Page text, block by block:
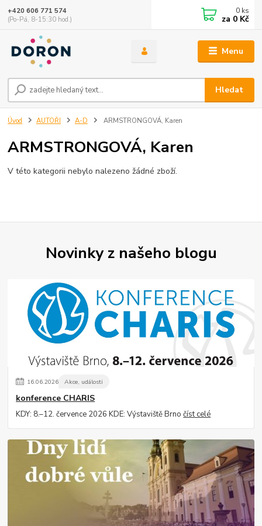
Menu
Hledat
+420 606 771 574
(Po-Pá, 8-15:30 hod.)
0 ks
za 0 Kč
Úvod AUTOŘI A-D ARMSTRONGOVÁ, Karen
ARMSTRONGOVÁ, Karen
V této kategorii nebylo nalezeno žádné zboží.
Novinky z našeho blogu
16.06.2026 Akce, události
konference CHARIS
KDY: 8.–12. července 2026 KDE: Výstaviště Brnočíst celé